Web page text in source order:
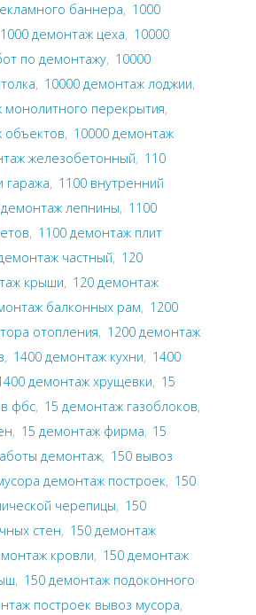
баннера, 1000
1000 демонтаж цеха, 10000
по демонтажу, 10000
, 10000 демонтаж лоджии,
монолитного перекрытия,
объектов, 10000 демонтаж
железобетонный, 110
гаража, 1100 внутренний
демонтаж лепнины, 1100
, 1100 демонтаж плит
частный, 120
крыши, 120 демонтаж
балконных рам, 1200
отопления, 1200 демонтаж
, 1400 демонтаж кухни, 1400
демонтаж хрущевки, 15
фбс, 15 демонтаж газоблоков,
, 15 демонтаж фирма, 15
демонтаж, 150 вывоз
демонтаж построек, 150
черепицы, 150
стен, 150 демонтаж
кровли, 150 демонтаж
, 150 демонтаж подоконного
построек вывоз мусора,